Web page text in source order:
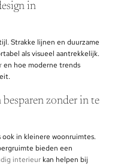
in
Strakke lijnen en duurzame
als visueel aantrekkelijk.
en hoe moderne trends
besparen zonder in te
ook in kleinere woonruimtes.
bieden een
interieurkan helpen bij